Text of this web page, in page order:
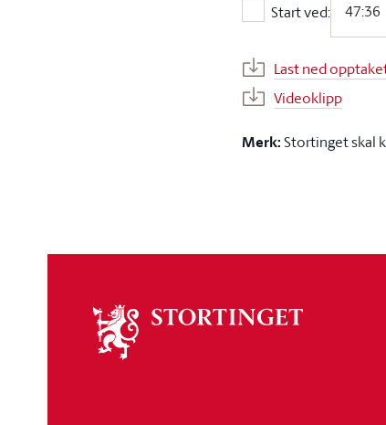
Start ved:
Start ved:
Last ned
Videoklipp
Merk:Stortinget skal
stortinget